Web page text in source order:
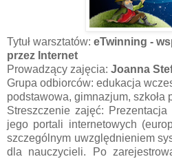
Tytuł warsztatów: eTwinning -
przez Internet
Prowadzący zajęcia: Joanna
Grupa odbiorców: edukacja
podstawowa, gimnazjum, szkoła
Streszczenie zajęć:
jego portali internetowych
szczególnym uwzględnieniem
dla nauczycieli. Po